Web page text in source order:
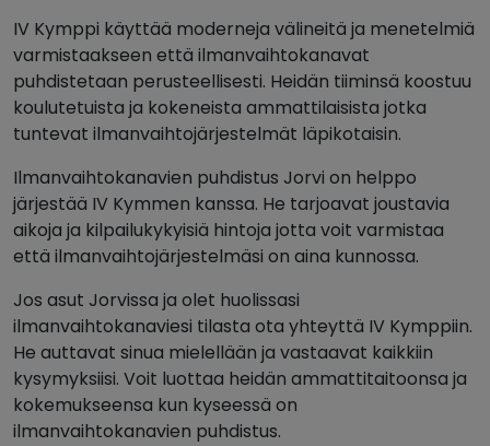
IV Kymppi käyttää moderneja välineitä ja menetelmiä
varmistaakseen että ilmanvaihtokanavat
puhdistetaan perusteellisesti. Heidän tiiminsä koostuu
koulutetuista ja kokeneista ammattilaisista jotka
tuntevat ilmanvaihtojärjestelmät läpikotaisin.
Ilmanvaihtokanavien puhdistus Jorvi on helppo
järjestää IV Kymmen kanssa. He tarjoavat joustavia
aikoja ja kilpailukykyisiä hintoja jotta voit varmistaa
että ilmanvaihtojärjestelmäsi on aina kunnossa.
Jos asut Jorvissa ja olet huolissasi
ilmanvaihtokanaviesi tilasta ota yhteyttä IV Kymppiin.
He auttavat sinua mielellään ja vastaavat kaikkiin
kysymyksiisi. Voit luottaa heidän ammattitaitoonsa ja
kokemukseensa kun kyseessä on
ilmanvaihtokanavien puhdistus.